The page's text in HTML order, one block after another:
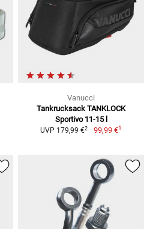
Vanucci
Tankrucksack TANKLOCK
Sportivo 11-15 l
UVP 179,99 €2 99,99 €1